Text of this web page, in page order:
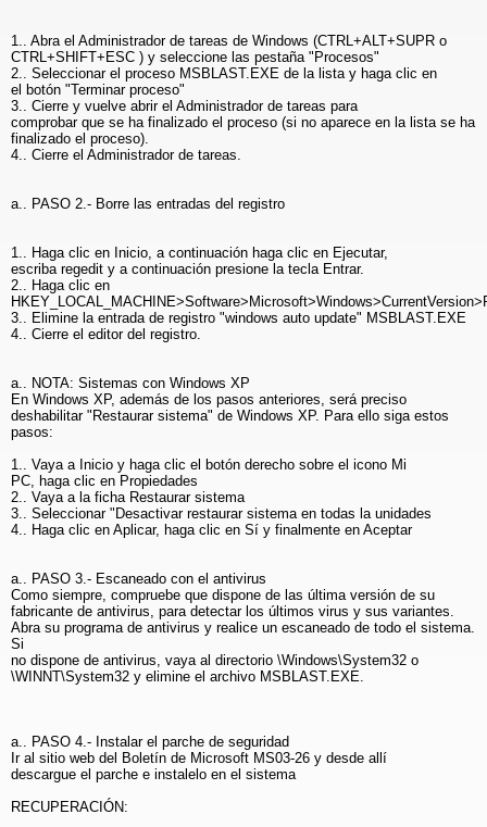
1.. Abra el Administrador de tareas de Windows (CTRL+ALT+SUPR o
CTRL+SHIFT+ESC ) y seleccione las pestaña "Procesos"
2.. Seleccionar el proceso MSBLAST.EXE de la lista y haga clic en
el botón "Terminar proceso"
3.. Cierre y vuelve abrir el Administrador de tareas para
comprobar que se ha finalizado el proceso (si no aparece en la lista se ha
finalizado el proceso).
4.. Cierre el Administrador de tareas.
a.. PASO 2.- Borre las entradas del registro
1.. Haga clic en Inicio, a continuación haga clic en Ejecutar,
escriba regedit y a continuación presione la tecla Entrar.
2.. Haga clic en
3.. Elimine la entrada de registro "windows auto update" MSBLAST.EXE
4.. Cierre el editor del registro.
a.. NOTA: Sistemas con Windows XP
En Windows XP, además de los pasos anteriores, será preciso
deshabilitar "Restaurar sistema" de Windows XP. Para ello siga estos
pasos:
1.. Vaya a Inicio y haga clic el botón derecho sobre el icono Mi
PC, haga clic en Propiedades
2.. Vaya a la ficha Restaurar sistema
3.. Seleccionar "Desactivar restaurar sistema en todas la unidades
4.. Haga clic en Aplicar, haga clic en Sí y finalmente en Aceptar
a.. PASO 3.- Escaneado con el antivirus
Como siempre, compruebe que dispone de las última versión de su
fabricante de antivirus, para detectar los últimos virus y sus variantes.
Abra su programa de antivirus y realice un escaneado de todo el sistema.
Si
no dispone de antivirus, vaya al directorio \Windows\System32 o
\WINNT\System32 y elimine el archivo MSBLAST.EXE.
a.. PASO 4.- Instalar el parche de seguridad
Ir al sitio web del Boletín de Microsoft MS03-26 y desde allí
descargue el parche e instalelo en el sistema
RECUPERACIÓN: